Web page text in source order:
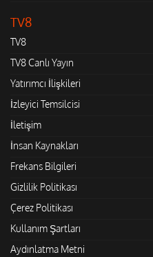
TV8
TV8
TV8 Canlı Yayın
Yatırımcı İlişkileri
İzleyici Temsilcisi
İletişim
İnsan Kaynakları
Frekans Bilgileri
Gizlilik Politikası
Çerez Politikası
Kullanım Şartları
Aydınlatma Metni